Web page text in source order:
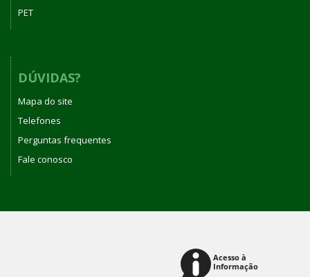
PET
DÚVIDAS?
Mapa do site
Telefones
Perguntas frequentes
Fale conosco